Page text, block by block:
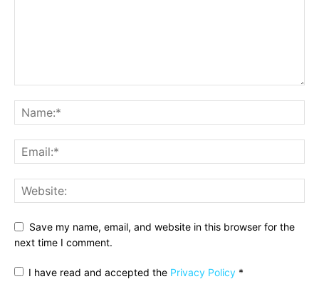
Save my name, email, and website in this browser for the
next time I comment.
I have read and accepted the Privacy Policy *